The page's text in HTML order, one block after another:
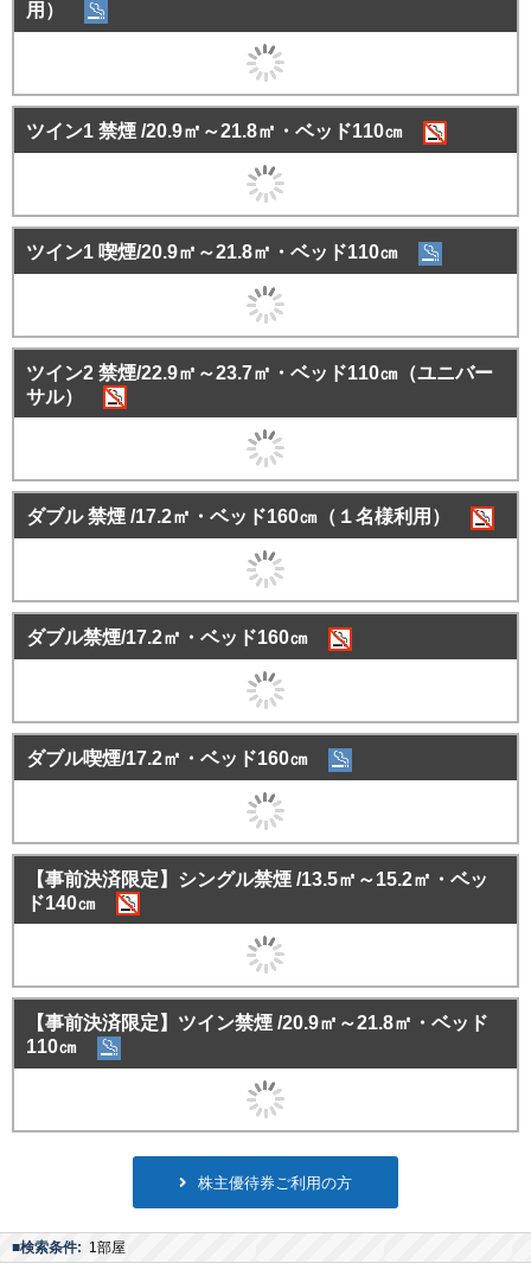
用）
ツイン1 禁煙 /20.9㎡～21.8㎡・ベッド110㎝
ツイン1 喫煙/20.9㎡～21.8㎡・ベッド110㎝
ツイン2 禁煙/22.9㎡～23.7㎡・ベッド110㎝（ユニバー
サル）
ダブル 禁煙 /17.2㎡・ベッド160㎝（１名様利用）
ダブル禁煙/17.2㎡・ベッド160㎝
ダブル喫煙/17.2㎡・ベッド160㎝
【事前決済限定】シングル禁煙 /13.5㎡～15.2㎡・ベッ
ド140㎝
【事前決済限定】ツイン禁煙 /20.9㎡～21.8㎡・ベッド
110㎝
株主優待券ご利用の方
■検索条件: 1部屋